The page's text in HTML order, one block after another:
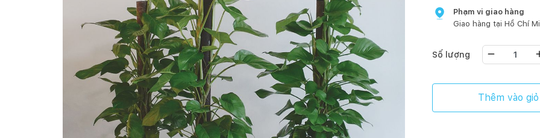
Phạm vi giao hàng
Giao hàng tại Hồ Chí
Số lượng
Thêm vào giỏ